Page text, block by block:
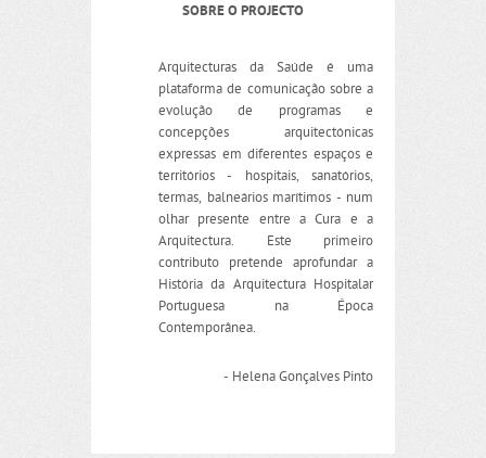
SOBRE O PROJECTO
Arquitecturas da Saúde é uma
plataforma de comunicação sobre a
evolução de programas e
concepções arquitectónicas
expressas em diferentes espaços e
territórios - hospitais, sanatórios,
termas, balneários marítimos - num
olhar presente entre a Cura e a
Arquitectura. Este primeiro
contributo pretende aprofundar a
História da Arquitectura Hospitalar
Portuguesa na Época
Contemporânea.
- Helena Gonçalves Pinto